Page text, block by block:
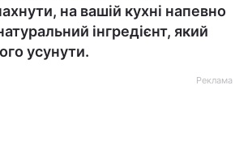
на вашій кухні напевно
інгредієнт, який
усунути.
Реклама